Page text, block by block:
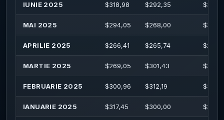
IUNIE 2025 $318,98 $292,35 $
MAI 2025 $294,05 $268,00 $
APRILIE 2025 $266,41 $265,74 $
MARTIE 2025 $269,05 $301,43 $
FEBRUARIE 2025 $300,96 $312,19 $
IANUARIE 2025 $317,45 $300,00 $